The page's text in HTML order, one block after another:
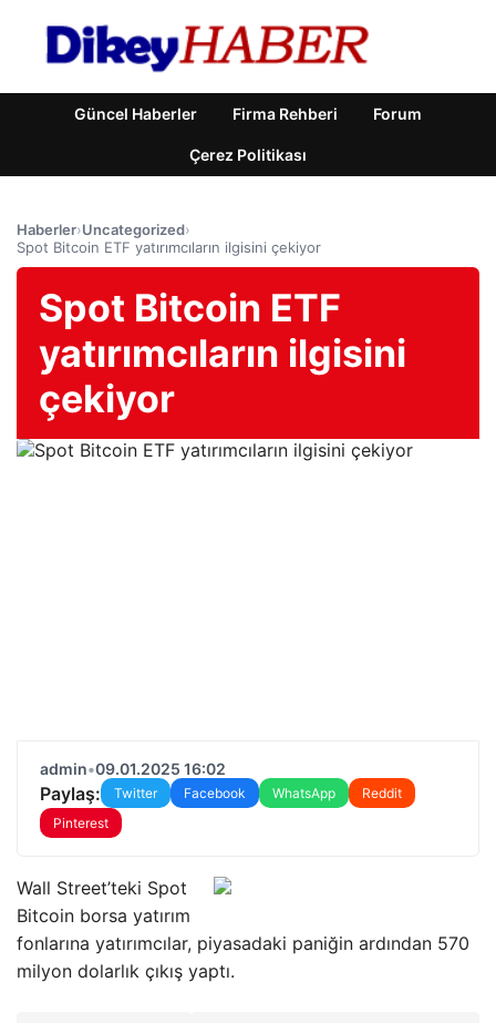
Güncel Haberler Firma Rehberi Forum
Çerez Politikası
Haberler›Uncategorized›
Spot Bitcoin ETF yatırımcıların ilgisini çekiyor
Spot Bitcoin ETF
yatırımcıların ilgisini
çekiyor
admin•09.01.2025 16:02
Paylaş: Twitter Facebook WhatsApp
Reddit
Pinterest
Wall Street’teki Spot
Bitcoin borsa yatırım
fonlarına yatırımcılar, piyasadaki paniğin ardından 570
milyon dolarlık çıkış yaptı.